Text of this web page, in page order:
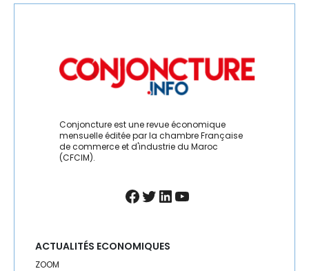
SERVICES
SOLIDARITÉ
TELECOM
TEXTILE
Conjoncture est une revue économique
mensuelle éditée par la chambre Française
de commerce et d'industrie du Maroc
(CFCIM).
Facebook
Twitter
LinkedIn
YouTube
ACTUALITÉS ECONOMIQUES
ZOOM